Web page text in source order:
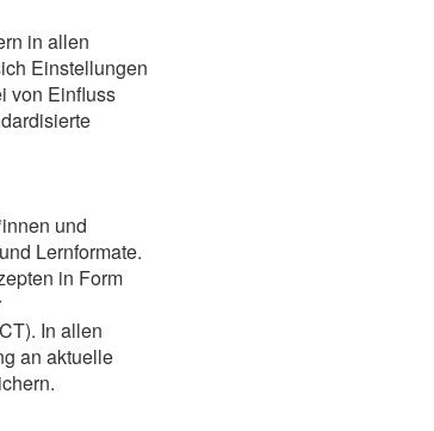
in allen
Einstellungen
von Einfluss
und
Lernformate.
in Form
In allen
an aktuelle